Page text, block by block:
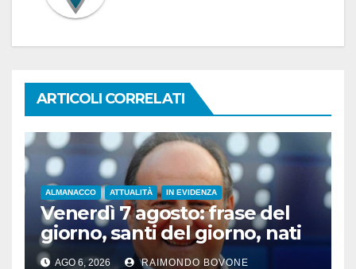
ARTICOLI CORRELATI
ALMANACCO ATTUALITÀ IN EVIDENZA
Venerdì 7 agosto: frase del
giorno, santi del giorno, nati
famosi, accadde oggi
AGO 6, 2026 RAIMONDO BOVONE